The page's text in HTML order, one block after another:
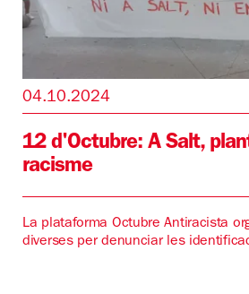
04.10.2024
12 d'Octubre: A Salt,
racisme
La plataforma Octubre Antiracista
diverses per denunciar les